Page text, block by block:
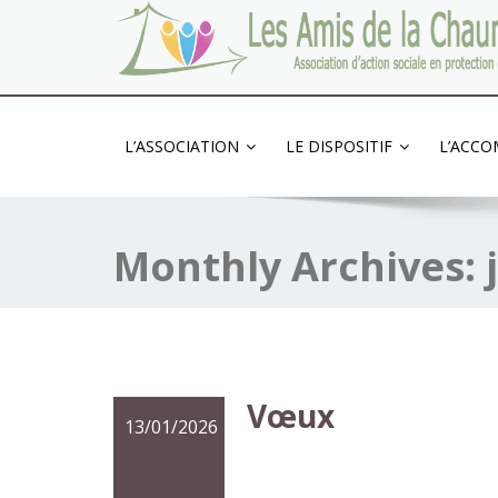
L’ASSOCIATION LE DISPOSITIF
Monthly Archives:
13/01/2026 Vœux